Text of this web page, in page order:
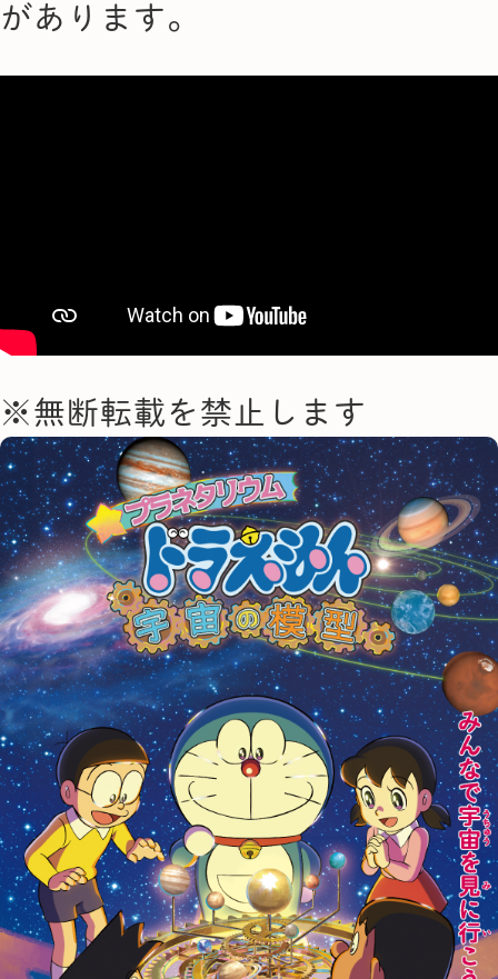
があります。
※無断転載を禁止します